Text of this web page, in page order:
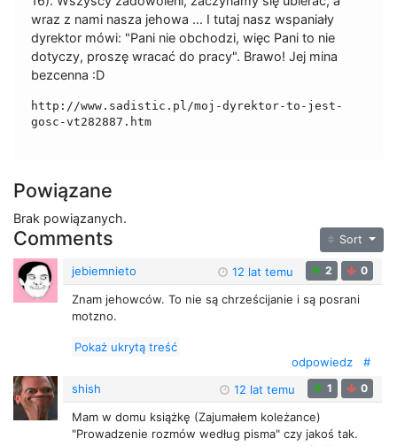
wraz z nami nasza jehowa ... I tutaj nasz wspaniały
dyrektor mówi: "Pani nie obchodzi, więc Pani to nie
dotyczy, proszę wracać do pracy". Brawo! Jej mina
bezcenna :D
http://www.sadistic.pl/moj-dyrektor-to-jest-
gosc-vt282887.htm
Powiązane
Brak powiązanych.
Comments Sort
jebiemnieto 12 lat temu 2 0
Znam jehowców. To nie są chrześcijanie i są posrani
motzno.
Pokaż ukrytą treść
odpowiedz
#
shish
12 lat temu 1 0
Mam w domu książkę (Zajumałem koleżance)
"Prowadzenie rozmów według pisma" czy jakoś tak.